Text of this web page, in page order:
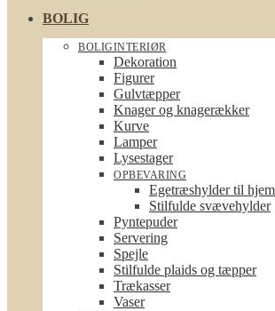
BOLIG
BOLIGINTERIØR
Dekoration
Figurer
Gulvtæpper
Knager og knagerækker
Kurve
Lamper
Lysestager
OPBEVARING
Egetræshylder til
Stilfulde svævehylder
Pyntepuder
Servering
Spejle
Stilfulde plaids og tæpper
Trækasser
Vaser